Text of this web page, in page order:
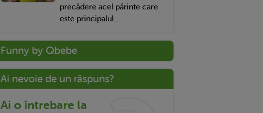
precădere acel părinte care
este principalul...
Funny by Qbebe
Ai nevoie de un răspuns?
Ai o întrebare la